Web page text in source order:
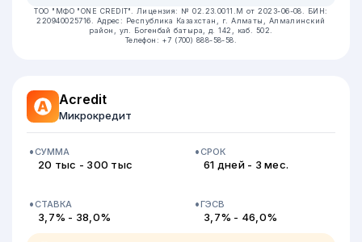
ТОО "МФО "ONE CREDIT". Лицензия: № 02.23.0011.M от 2023-06-08.
БИН:
220940025716. Адрес: Республика Казахстан, г. Алматы, Алмалинский
район, ул. Богенбай батыра, д. 142, каб. 502.
Телефон: +7 (700) 888-58-58.
Acredit
Микрокредит
СУММА
20 тыс - 300 тыс
СРОК
61 дней - 3 мес.
СТАВКА
3,7% - 38,0%
ГЭСВ
3,7% - 46,0%